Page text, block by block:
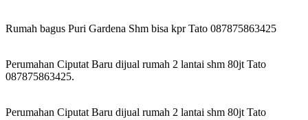
Rumah bagus Puri Gardena Shm bisa kpr Tato 087875863425
Perumahan Ciputat Baru dijual rumah 2 lantai shm 80jt Tato
087875863425.
Perumahan Ciputat Baru dijual rumah 2 lantai shm 80jt Tato